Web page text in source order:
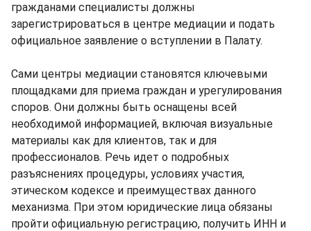
гражданами специалисты должны
зарегистрироваться в центре медиации и подать
официальное заявление о вступлении в Палату.
Сами центры медиации становятся ключевыми
площадками для приема граждан и урегулирования
споров. Они должны быть оснащены всей
необходимой информацией, включая визуальные
материалы как для клиентов, так и для
профессионалов. Речь идет о подробных
разъяснениях процедуры, условиях участия,
этическом кодексе и преимуществах данного
механизма. При этом юридические лица обязаны
пройти официальную регистрацию, получить ИНН и